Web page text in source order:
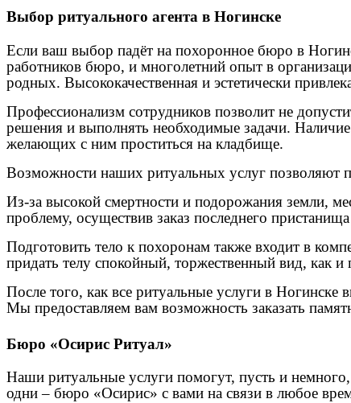
Выбор ритуального агента в Ногинске
Если ваш выбор падёт на похоронное бюро в
работников бюро, и многолетний опыт в
родных. Высококачественная и эстетически
Профессионализм сотрудников позволит не
решения и выполнять необходимые задачи.
желающих с ним проститься на кладбище.
Возможности наших ритуальных услуг позволяют
Из-за высокой смертности и подорожания земли,
проблему, осуществив заказ последнего
Подготовить тело к похоронам также входит в
придать телу спокойный, торжественный вид, как и
После того, как все ритуальные услуги в
Мы предоставляем вам возможность заказать
Бюро «Осирис Ритуал»
Наши ритуальные услуги помогут, пусть и
одни – бюро «Осирис» с вами на связи в любое